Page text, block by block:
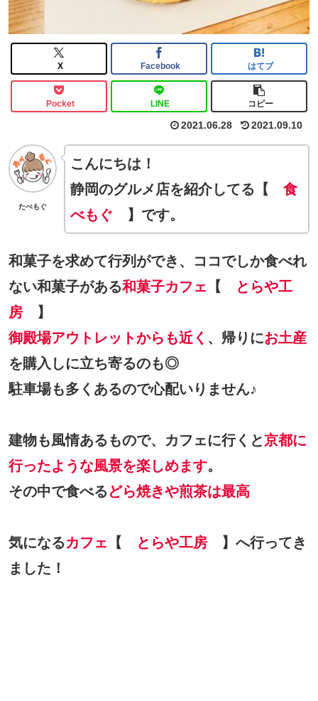
X Facebook はてブ
Pocket LINE コピー
2021.06.28 2021.09.10
たべもぐ
こんにちは！
静岡のグルメ店を紹介してる【 食
べもぐ 】です。
和菓子を求めて行列ができ、ココでしか食べれ
ない和菓子がある和菓子カフェ 【
とらや工
房
】
御殿場アウトレットからも近く 、帰りにお土産
を購入しに立ち寄るのも◎
駐車場も多くあるので心配いりません♪
建物も風情あるもので、カフェに行くと京都に
行ったような風景を楽しめます。
その中で食べる どら焼きや煎茶は最高
気になるカフェ 【 とらや工房 】へ行ってき
ました！